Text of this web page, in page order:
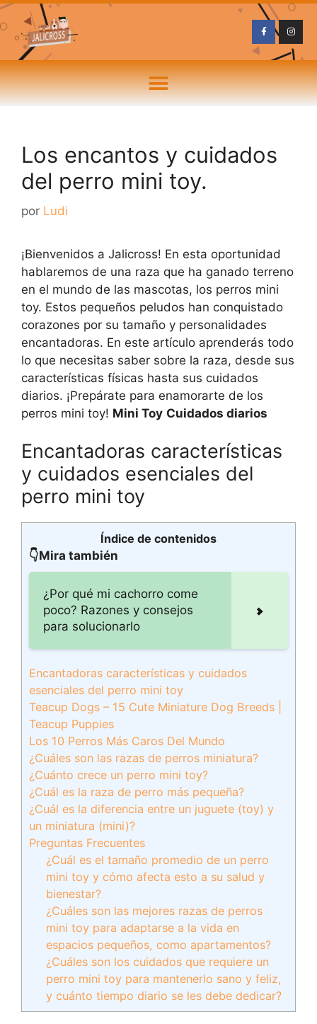
Los encantos y cuidados
del perro mini toy.
por Ludi
¡Bienvenidos a Jalicross! En esta oportunidad
hablaremos de una raza que ha ganado terreno
en el mundo de las mascotas, los perros mini
toy. Estos pequeños peludos han conquistado
corazones por su tamaño y personalidades
encantadoras. En este artículo aprenderás todo
lo que necesitas saber sobre la raza, desde sus
características físicas hasta sus cuidados
diarios. ¡Prepárate para enamorarte de los
perros mini toy! Mini Toy Cuidados diarios
Encantadoras características
y cuidados esenciales del
perro mini toy
Índice de contenidos
👇Mira también
¿Por qué mi cachorro come
poco? Razones y consejos
para solucionarlo
Encantadoras características y cuidados
esenciales del perro mini toy
Teacup Dogs – 15 Cute Miniature Dog Breeds |
Teacup Puppies
Los 10 Perros Más Caros Del Mundo
¿Cuáles son las razas de perros miniatura?
¿Cuánto crece un perro mini toy?
¿Cuál es la raza de perro más pequeña?
¿Cuál es la diferencia entre un juguete (toy) y
un miniatura (mini)?
Preguntas Frecuentes
¿Cuál es el tamaño promedio de un perro
mini toy y cómo afecta esto a su salud y
bienestar?
¿Cuáles son las mejores razas de perros
mini toy para adaptarse a la vida en
espacios pequeños, como apartamentos?
¿Cuáles son los cuidados que requiere un
perro mini toy para mantenerlo sano y feliz,
y cuánto tiempo diario se les debe dedicar?